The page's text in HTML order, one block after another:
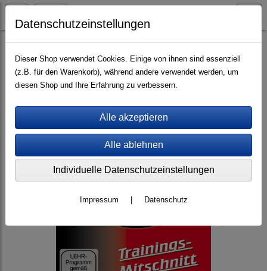
Videos (mp4) Trainings-Mitschnitte
Datenschutzeinstellungen
Dieser Shop verwendet Cookies. Einige von ihnen sind essenziell
(z.B. für den Warenkorb), während andere verwendet werden, um
diesen Shop und Ihre Erfahrung zu verbessern.
Individuelle Datenschutzeinstellungen
Impressum Datenschutz